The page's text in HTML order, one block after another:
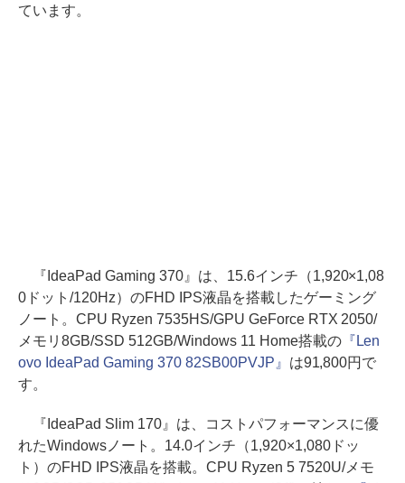
ています。
『IdeaPad Gaming 370』は、15.6インチ（1,920×1,08
0ドット/120Hz）のFHD IPS液晶を搭載したゲーミング
ノート。CPU Ryzen 7535HS/GPU GeForce RTX 2050/
メモリ8GB/SSD 512GB/Windows 11 Home搭載の『Len
ovo IdeaPad Gaming 370 82SB00PVJP』 は91,800円で
す。
『IdeaPad Slim 170』は、コストパフォーマンスに優
れたWindowsノート。14.0インチ（1,920×1,080ドッ
ト）のFHD IPS液晶を搭載。CPU Ryzen 5 7520U/メモ